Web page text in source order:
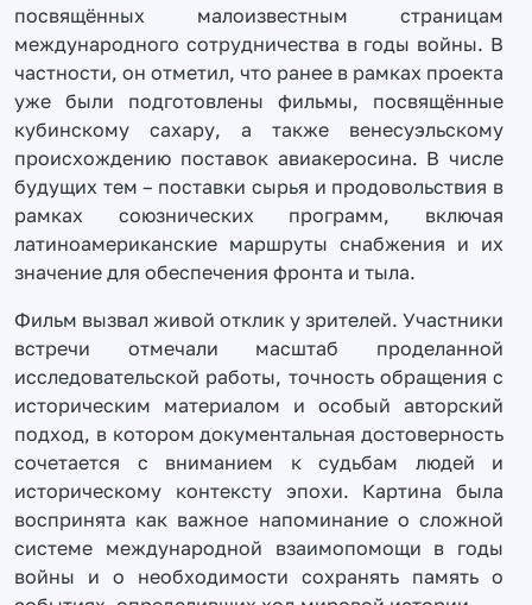
посвящённых малоизвестным страницам
международного сотрудничества в годы войны. В
частности, он отметил, что ранее в рамках проекта
уже были подготовлены фильмы, посвящённые
кубинскому сахару, а также венесуэльскому
происхождению поставок авиакеросина. В числе
будущих тем – поставки сырья и продовольствия в
рамках союзнических программ, включая
латиноамериканские маршруты снабжения и их
значение для обеспечения фронта и тыла.
Фильм вызвал живой отклик у зрителей. Участники
встречи отмечали масштаб проделанной
исследовательской работы, точность обращения с
историческим материалом и особый авторский
подход, в котором документальная достоверность
сочетается с вниманием к судьбам людей и
историческому контексту эпохи. Картина была
воспринята как важное напоминание о сложной
системе международной взаимопомощи в годы
войны и о необходимости сохранять память о